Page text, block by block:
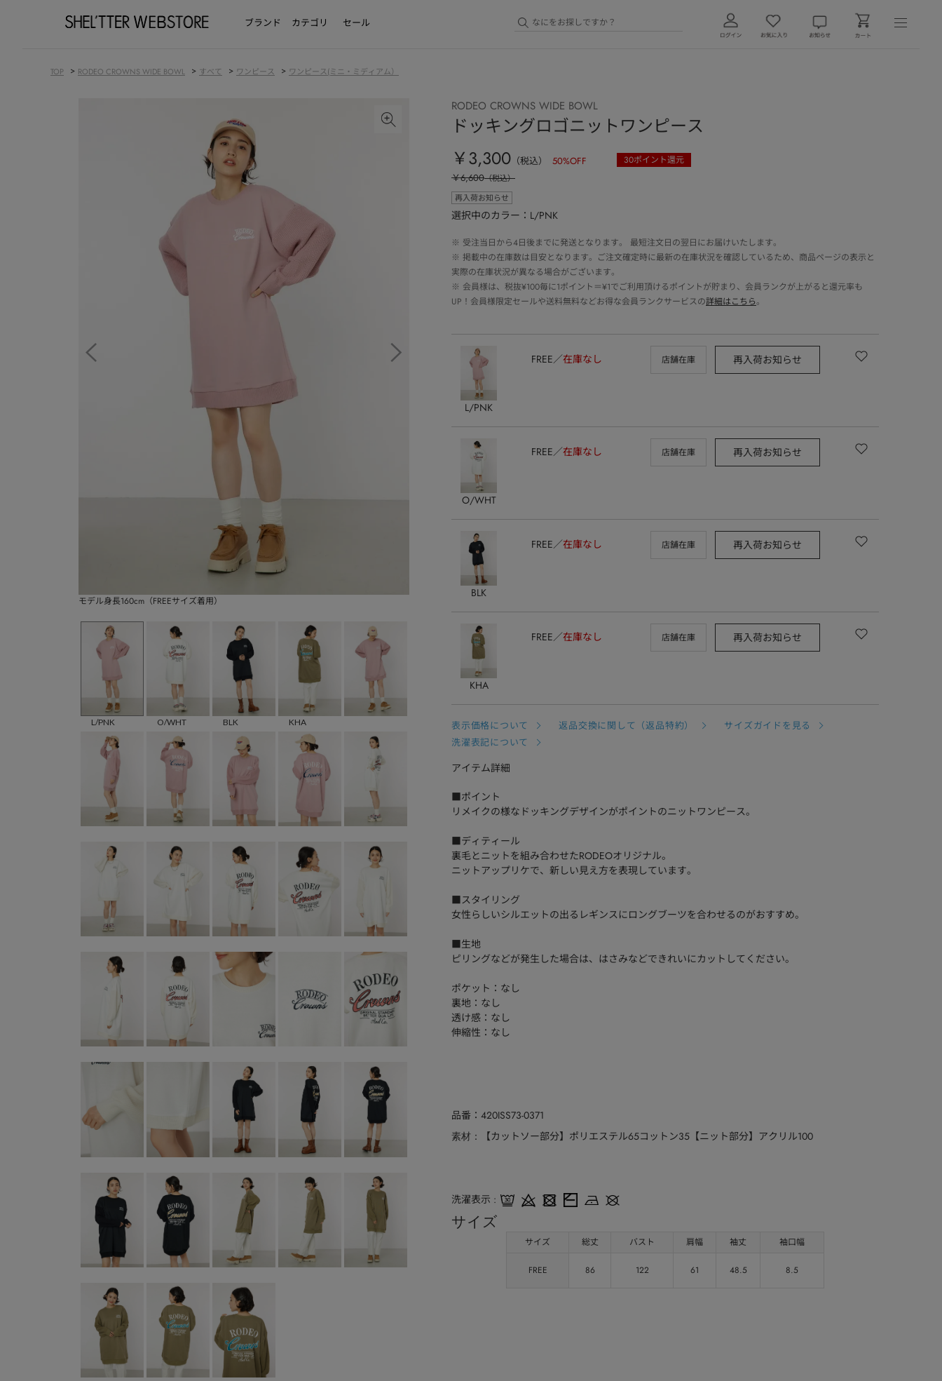
ブランド カテゴリ セール
TOP > RODEO CROWNS WIDE BOWL > すべて > ワンピース > ワンピース(ミニ・ミディアム）
モデル身長160cm（FREEサイズ着用）
L/PNK O/WHT BLK KHA
RODEO CROWNS WIDE BOWL
ドッキングロゴニットワンピース
￥3,300 （税込） 50%OFF 30ポイント還元
￥6,600（税込）
再入荷お知らせ
選択中のカラー：L/PNK
※ 受注当日から4日後までに発送となります。 最短注文日の翌日にお届けいたします。
※ 掲載中の在庫数は目安となります。ご注文確定時に最新の在庫状況を確認しているため、商品ページの表示と
実際の在庫状況が異なる場合がございます。
※ 会員様は、税抜¥100毎に1ポイント＝¥1でご利用頂けるポイントが貯まり、会員ランクが上がると還元率も
UP！会員様限定セールや送料無料などお得な会員ランクサービスの詳細はこちら。
L/PNK
FREE 在庫なし 店舗在庫 再入荷お知らせ
O/WHT
FREE 在庫なし 店舗在庫 再入荷お知らせ
BLK
FREE 在庫なし 店舗在庫 再入荷お知らせ
KHA
FREE 在庫なし 店舗在庫 再入荷お知らせ
表示価格について 返品交換に関して（返品特約）
サイズガイドを見る
洗濯表記について
アイテム詳細
■ポイント
リメイクの様なドッキングデザインがポイントのニットワンピース。
■ディティール
裏毛とニットを組み合わせたRODEOオリジナル。
ニットアップリケで、新しい見え方を表現しています。
■スタイリング
女性らしいシルエットの出るレギンスにロングブーツを合わせるのがおすすめ。
■生地
ピリングなどが発生した場合は、はさみなどできれいにカットしてください。
ポケット：なし
裏地：なし
透け感：なし
伸縮性：なし
品番 420ISS73-0371
素材 【カットソー部分】ポリエステル65コットン35【ニット部分】アクリル100
洗濯表示
サイズ
サイズ 総丈 バスト 肩幅 袖丈 袖口幅
FREE 86 122 61 48.5 8.5